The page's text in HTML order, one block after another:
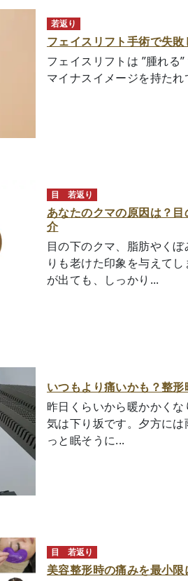
若返り
フェイスリフト手術で失
フェイスリフトは ”腫れる
マイナスイメージを持た
目 若返り
あなたのクマの原因は？
介
目の下のクマ、脂肪やく
りも老けた印象を与えて
が出ても、しっかり...
いつもより痛いかも？整
昨日くらいから暖かかく
気は下り坂です。夕方に
っと眠そうに...
目 若返り
美容整形時の痛みを最小